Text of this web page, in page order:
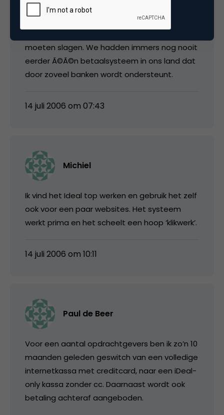
werkt met iDeal verder te laten groeien,
misschien door meer concurrerende tarieven
moeten slagen. We hadden immers nog nooit
eerder Ã©Ã©n betaalsysteem in ons land dat
door zoveel banken wordt ondersteunt.
14 juli 2006 om 07:43
Michiel
Ik vind het Ideal top werken en gebruik het zelf
ook voor een paar websites. Het systeem
werkt prima en het scheelt een hoop ‘klikwerk’.
14 juli 2006 om 10:11
Paul de Beer
Voor een aantal opdrachtgevers ben ik zo’n 10
maanden geleden geswitch van een volledige
internetkassa met creditcard, naar een iDeal-
only kassa zonder cc. Daarnaast wordt ook
betaling achteraf aangeboden.